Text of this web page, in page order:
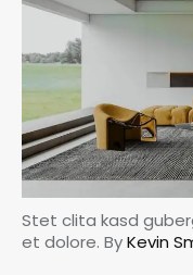
Stet clita kasd
et dolore. ByKevin